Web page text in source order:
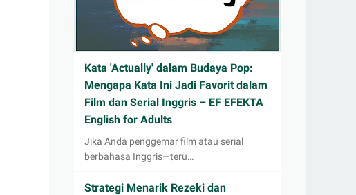
Kata 'Actually' dalam Budaya Pop:
Mengapa Kata Ini Jadi Favorit dalam
Film dan Serial Inggris – EF EFEKTA
English for Adults
Jika Anda penggemar film atau serial
berbahasa Inggris—teru…
Strategi Menarik Rezeki dan